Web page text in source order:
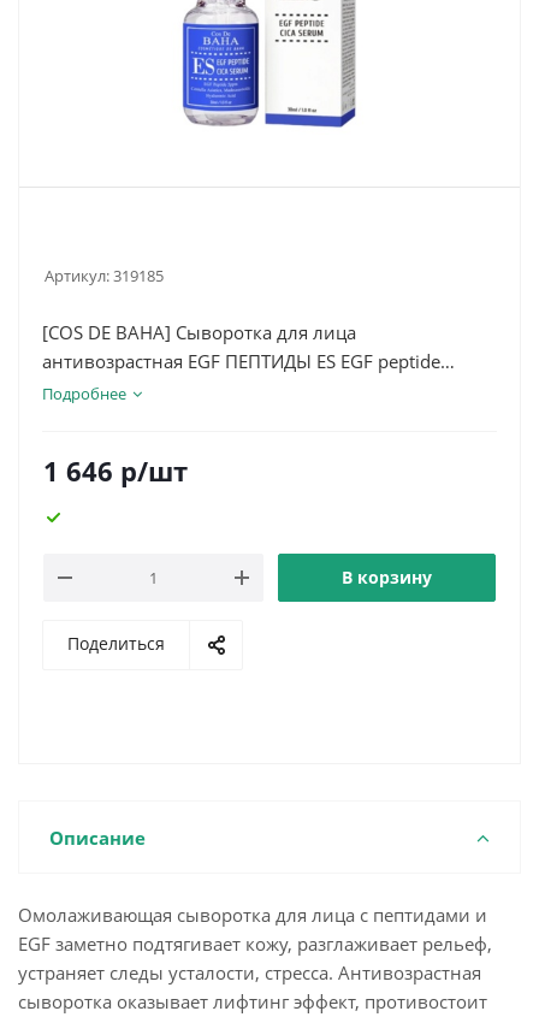
Артикул:319185
[COS DE BAHA] Сыворотка для лица
антивозрастная EGF ПЕПТИДЫ ES EGF peptide
serum 30мл до 24.01.27
Подробнее
1 646 р/шт
В корзину
Поделиться
Описание
Омолаживающая сыворотка для лица с пептидами и
EGF заметно подтягивает кожу, разглаживает рельеф,
устраняет следы усталости, стресса. Антивозрастная
сыворотка оказывает лифтинг эффект, противостоит